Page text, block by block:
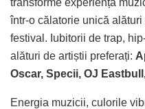
într-o călatorie unică
festival. Iubitorii de trap,
alături de artiștii preferați:
Oscar, Specii, OJ
Energia muzicii, culorile